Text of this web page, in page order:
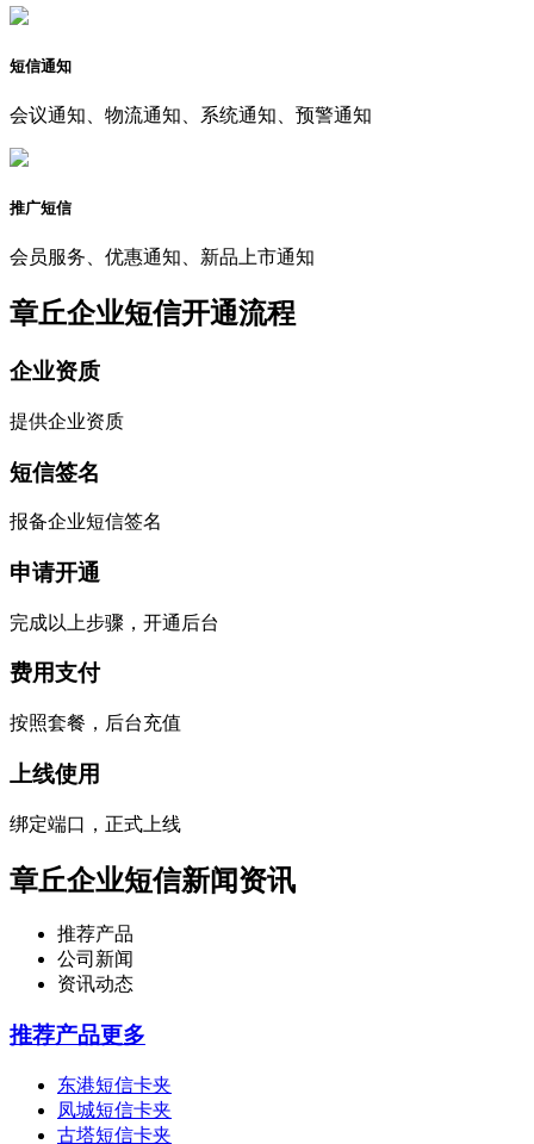
短信通知
会议通知、物流通知、系统通知、预警通知
推广短信
会员服务、优惠通知、新品上市通知
章丘企业短信开通流程
企业资质
提供企业资质
短信签名
报备企业短信签名
申请开通
完成以上步骤，开通后台
费用支付
按照套餐，后台充值
上线使用
绑定端口，正式上线
章丘企业短信新闻资讯
推荐产品
公司新闻
资讯动态
推荐产品更多
东港短信卡夹
凤城短信卡夹
古塔短信卡夹